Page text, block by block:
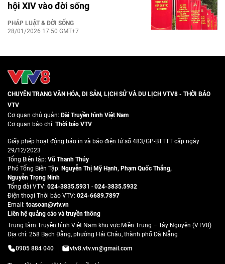
hội XIV vào đời sống
PHÁP LUẬT & ĐỜI SỐNG
28/01/2026 17:50 GMT+7
CHUYÊN TRANG VĂN HÓA, DI SẢN, LỊCH SỬ VÀ DU LỊCH VTV8 - THỜI BÁO
VTV
Cơ quan chủ quản:Đài Truyền hình Việt Nam
Cơ quan báo chí: Thời báo VTV
Giấy phép hoạt động báo in và báo điện tử số 483/GP-BTTTT cấp ngày
29/12/2023
Tổng Biên tập: Vũ Thanh Thủy
Phó Tổng Biên Tập: Nguyễn Thị Mỹ Hạnh, Phạm Quốc Thắng,
Nguyễn Trọng Ninh
Tổng đài VTV: 024-3835.5931 - 024-3835.5932
Ðiện thoại Thời báo VTV: 024-6689.7897
Email: toasoan@vtv.vn
Liên hệ quảng cáo và truyền thông
Trung tâm Truyền hình Việt Nam khu vực Miền Trung – Tây Nguyên (VTV8)
Địa chỉ: 258 Bạch Đằng, phường Hải Châu, thành phố Đà Nẵng
0905 884 040
vtv8.vtv.vn@gmail.com